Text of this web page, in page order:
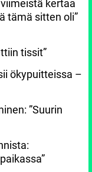
kertaa
tämä sitten oli”
tissit”
ökypuitteissa –
”Suurin